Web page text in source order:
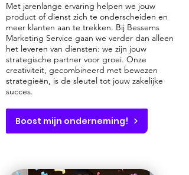
Met jarenlange ervaring helpen we jouw
product of dienst zich te onderscheiden en
meer klanten aan te trekken. Bij Bessems
Marketing Service gaan we verder dan alleen
het leveren van diensten: we zijn jouw
strategische partner voor groei. Onze
creativiteit, gecombineerd met bewezen
strategieën, is de sleutel tot jouw zakelijke
succes.
Boost mijn onderneming!